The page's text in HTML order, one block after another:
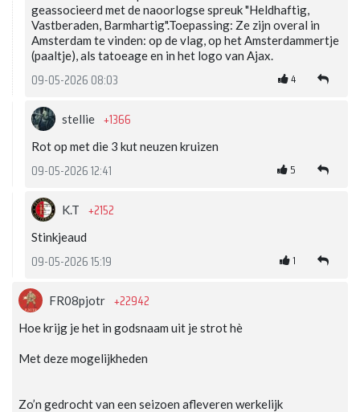
geassocieerd met de naoorlogse spreuk "Heldhaftig,
Vastberaden, Barmhartig".Toepassing: Ze zijn overal in
Amsterdam te vinden: op de vlag, op het Amsterdammertje
(paaltje), als tatoeage en in het logo van Ajax.
09-05-2026 08:03 4
stellie +1366
Rot op met die 3 kut neuzen kruizen
09-05-2026 12:41 5
K.T +2152
Stinkjeaud
09-05-2026 15:19 1
FR08pjotr +22942
Hoe krijg je het in godsnaam uit je strot hè
Met deze mogelijkheden
Zo’n gedrocht van een seizoen afleveren werkelijk